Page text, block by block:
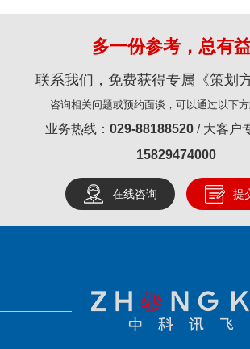
多一份参考，总有
联系我们，免费获得专属《策划
咨询相关问题或预约面谈，可以通过以下
业务热线： 029-88188520 / 大客户
15829474000
在线咨询 提